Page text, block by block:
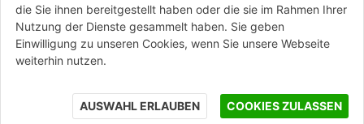
die Sie ihnen bereitgestellt haben oder die sie im Rahmen Ihrer
Nutzung der Dienste gesammelt haben. Sie geben
Einwilligung zu unseren Cookies, wenn Sie unsere Webseite
weiterhin nutzen.
AUSWAHL ERLAUBEN COOKIES ZULASSEN
STAMPA